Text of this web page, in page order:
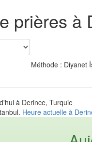
prières à
Méthode : Diyanet
à Derince, Turquie
Heure actuelle à